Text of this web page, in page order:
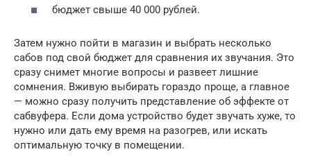
бюджет свыше 40 000 рублей.
Затем нужно пойти в магазин и выбрать несколько
сабов под свой бюджет для сравнения их звучания. Это
сразу снимет многие вопросы и развеет лишние
сомнения. Вживую выбирать гораздо проще, а главное
— можно сразу получить представление об эффекте от
сабвуфера. Если дома устройство будет звучать хуже, то
нужно или дать ему время на разогрев, или искать
оптимальную точку в помещении.